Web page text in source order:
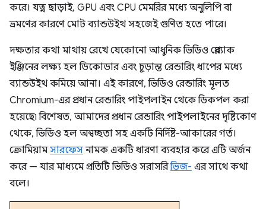
করে। যত্ন ছাড়াই, GPU এবং CPU মেমরির মধ্যে অনুলিপি বা
ভ্রমণের কারণে মোট ব্যান্ডউইথ সহজেই গুণিত হতে পারে।
দক্ষতার কথা মাথায় রেখে যেকোনো আধুনিক ভিডিও প্লেব্যাক
ইঞ্জিনের লক্ষ্য হল ডিকোডার এবং চূড়ান্ত রেন্ডারিং ধাপের মধ্যে
ব্যান্ডউইথ কমিয়ে আনা। এই কারণে, ভিডিও রেন্ডারিং মূলত
Chromium-এর প্রধান রেন্ডারিং পাইপলাইন থেকে ডিকপল করা
হয়েছে৷ বিশেষত, আমাদের প্রধান রেন্ডারিং পাইপলাইনের দৃষ্টিকোণ
থেকে, ভিডিও হল অস্বচ্ছতা সহ একটি নির্দিষ্ট-আকারের গর্ত।
ক্রোমিয়াম সারফেস নামক একটি ধারণা ব্যবহার করে এটি অর্জন
করে — যার মাধ্যমে প্রতিটি ভিডিও সরাসরিভিজ- এর সাথে কথা
বলে।